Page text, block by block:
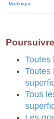
Martinique
Toutes
Toutes
Tous